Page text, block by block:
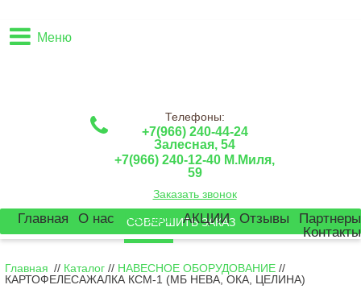
Меню
Телефоны:
+7(966) 240-44-24
Залесная, 54
+7(966) 240-12-40 М.Миля,
59
Заказать звонок
СОВЕРШИТЬ ЗАКАЗ
Главная О нас Каталог АКЦИИ Отзывы
Партнеры
Контакты
Главная // Каталог // НАВЕСНОЕ ОБОРУДОВАНИЕ //
КАРТОФЕЛЕСАЖАЛКА КСМ-1 (МБ НЕВА, ОКА, ЦЕЛИНА)